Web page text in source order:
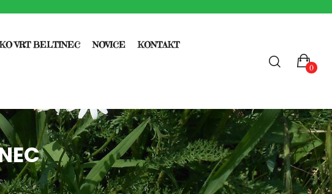
VRT BELTINEC NOVICE KONTAKT
0